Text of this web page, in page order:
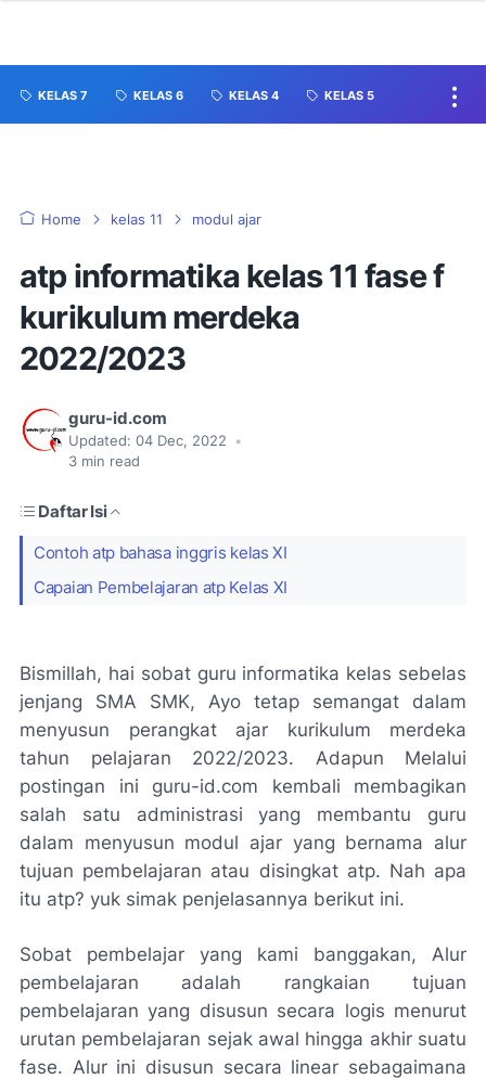
KELAS 7 KELAS 6 KELAS 4 KELAS 5
Home kelas 11 modul ajar
atp informatika kelas 11 fase f
kurikulum merdeka
2022/2023
guru-id.com
Updated: 04 Dec, 2022
•
3 min read
Daftar Isi
Contoh atp bahasa inggris kelas XI
Capaian Pembelajaran atp Kelas XI
Bismillah, hai sobat guru informatika kelas sebelas
jenjang SMA SMK, Ayo tetap semangat dalam
menyusun perangkat ajar kurikulum merdeka
tahun pelajaran 2022/2023. Adapun Melalui
postingan ini guru-id.com kembali membagikan
salah satu administrasi yang membantu guru
dalam menyusun modul ajar yang bernama alur
tujuan pembelajaran atau disingkat atp. Nah apa
itu atp? yuk simak penjelasannya berikut ini.
Sobat pembelajar yang kami banggakan, Alur
pembelajaran adalah rangkaian tujuan
pembelajaran yang disusun secara logis menurut
urutan pembelajaran sejak awal hingga akhir suatu
fase. Alur ini disusun secara linear sebagaimana